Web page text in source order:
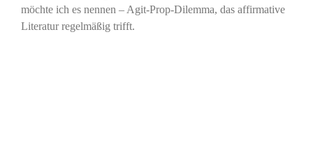
möchte ich es nennen – Agit-Prop-Dilemma, das affirmative
Literatur regelmäßig trifft.